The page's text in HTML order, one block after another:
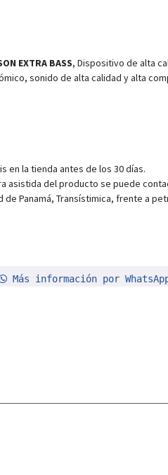
EXTRA BASS, Dispositivo de alta
sonido de alta calidad y alta
en la tienda antes de los 30 días.
asistida del producto se puede
de Panamá, Transístimica, frente a
Más información por